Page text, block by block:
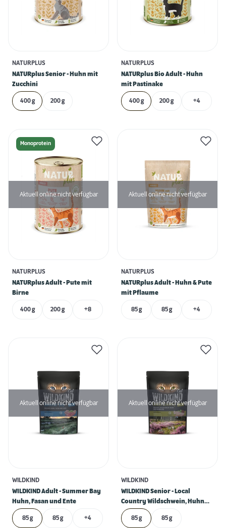
NATURPLUS
NATURplus Senior - Huhn mit
Zucchini
400 g 200 g
NATURPLUS
NATURplus Bio Adult - Huhn
mit Pastinake
400 g 200 g +4
Monoprotein
Aktuell online nicht verfügbar
NATURPLUS
NATURplus Adult - Pute mit
Birne
400 g 200 g +8
Aktuell online nicht verfügbar
NATURPLUS
NATURplus Adult - Huhn & Pute
mit Pflaume
85 g 85 g +4
Aktuell online nicht verfügbar
WILDKIND
WILDKIND Adult - Summer Bay
Huhn, Fasan und Ente
85 g 85 g +4
Aktuell online nicht verfügbar
WILDKIND
WILDKIND Senior - Local
Country Wildschwein, Huhn
und Kaninchen
85 g
85 g